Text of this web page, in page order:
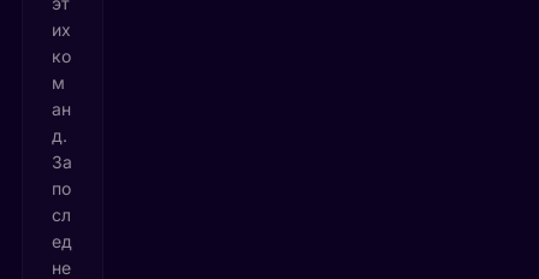
их
ко
м
ан
д.
За
по
сл
ед
не